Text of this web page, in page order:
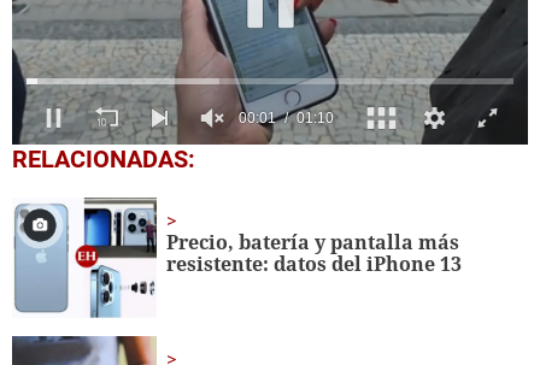
0
seconds
1
minute,
10
seconds
RELACIONADAS:
Precio, batería y pantalla más
resistente: datos del iPhone 13